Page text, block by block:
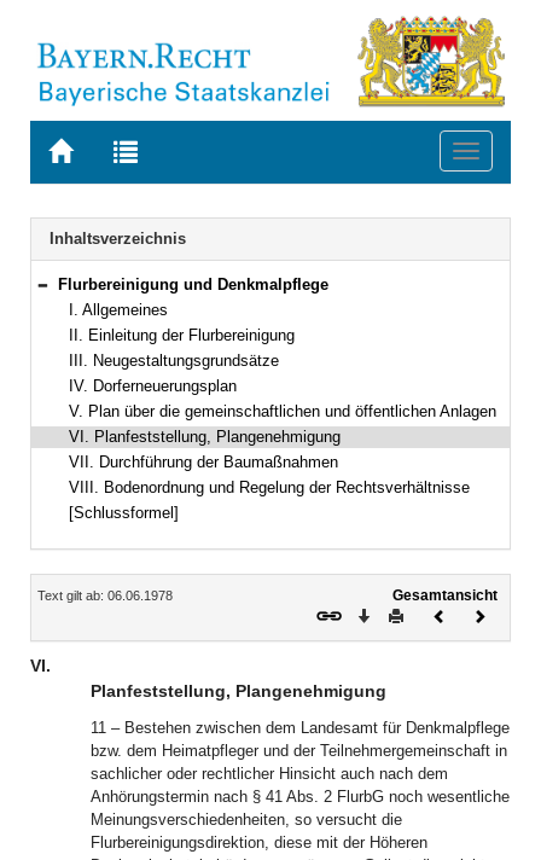
Zur
BAYERN.RECHT
Zur
letzten
Suche
Toggle
Navigation
Inhaltsverzeichnis
Bereich reduzieren
Flurbereinigung und Denkmalpflege
I. Allgemeines
II. Einleitung der Flurbereinigung
III. Neugestaltungsgrundsätze
IV. Dorferneuerungsplan
V. Plan über die gemeinschaftlichen und öffentlichen Anlagen
VI. Planfeststellung, Plangenehmigung
VII. Durchführung der Baumaßnahmen
VIII. Bodenordnung und Regelung der Rechtsverhältnisse
[Schlussformel]
Inhalt
Text gilt ab: 06.06.1978
Gesamtansicht
Download
DruckenVorheriges
VI.
Planfeststellung, Plangenehmigung
11 – Bestehen zwischen dem Landesamt für Denkmalpflege
bzw. dem Heimatpfleger und der Teilnehmergemeinschaft in
sachlicher oder rechtlicher Hinsicht auch nach dem
Anhörungstermin nach § 41 Abs. 2 FlurbG noch wesentliche
Meinungsverschiedenheiten, so versucht die
Flurbereinigungsdirektion, diese mit der Höheren